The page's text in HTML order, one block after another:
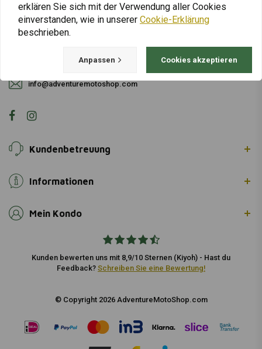
kontaktieren.
+31 85 06 06 06 5
info@adventuremotoshop.com
Kundenbetreuung
Informationen
Mein Kondo
Kunden bewerten uns mit 8,9/10 Sternen (Kiyoh) - Hast du
Feedback? Schreiben Sie eine Bewertung!
© Copyright 2026 AdventureMotoShop.com
erklären Sie sich mit der Verwendung aller Cookies
einverstanden, wie in unserer Cookie-Erklärung
beschrieben.
Anpassen Cookies akzeptieren